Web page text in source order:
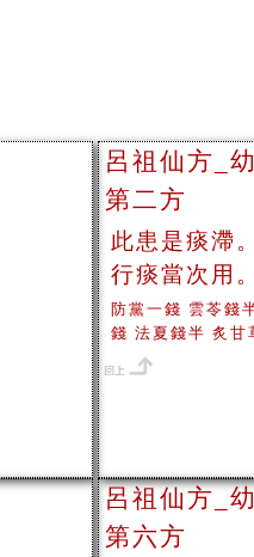
呂祖仙方_
第二方
此患是痰滯
行痰當次用
防黨一錢 雲苓錢
錢 法夏錢半 炙甘
呂祖仙方_
第六方